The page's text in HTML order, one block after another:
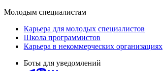
Молодым специалистам
Карьера для молодых специалистов
Школа программистов
Карьера в некоммерческих организациях
Боты для уведомлений